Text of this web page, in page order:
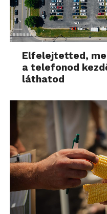
Elfelejtetted,
a telefonod
láthatod